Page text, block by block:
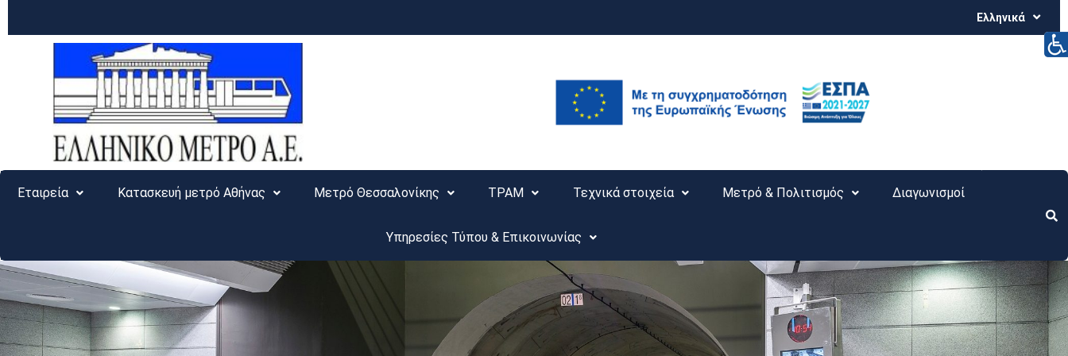
Ελληνικά
Εταιρεία Κατασκευή μετρό Αθήνας Μετρό Θεσσαλονίκης ΤΡΑΜ Τεχνικά στοιχεία Μετρό & Πολιτισμός Διαγωνισμοί
Υπηρεσίες Τύπου & Επικοινωνίας